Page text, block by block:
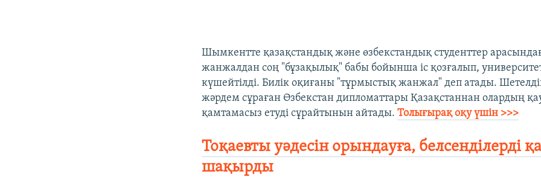
Шымкентте қазақстандық және өзбекстандық студенттер
жанжалдан соң "бұзақылық" бабы бойынша іс қозғалып,
күшейтілді. Билік оқиғаны "тұрмыстық жанжал" деп атады.
жәрдем сұраған Өзбекстан дипломаттары Қазақстаннан олардың
қамтамасыз етуді сұрайтынын айтады. Толығырақ оқу үшін >>>
Тоқаевты уәдесін орындауға, белсенділерді
шақырды